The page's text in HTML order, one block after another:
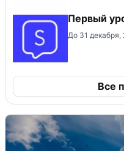
Первый
До 31 декабря,
Все